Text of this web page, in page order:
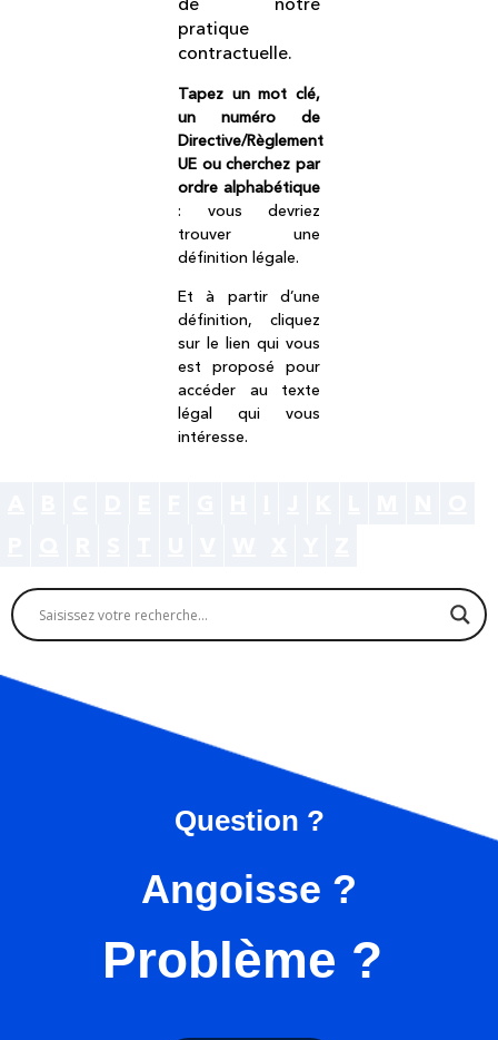
pratique
contractuelle.
Tapez un mot clé,
un numéro de
Directive/Règlement
UE ou cherchez par
ordre alphabétique
: vous devriez
trouver une
définition légale.
Et à partir d’une
définition, cliquez
sur le lien qui vous
est proposé pour
accéder au texte
légal qui vous
intéresse.
Question ?
Angoisse ?
Problème ?